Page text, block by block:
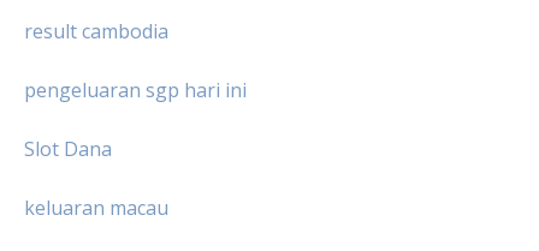
result cambodia
pengeluaran sgp hari ini
Slot Dana
keluaran macau